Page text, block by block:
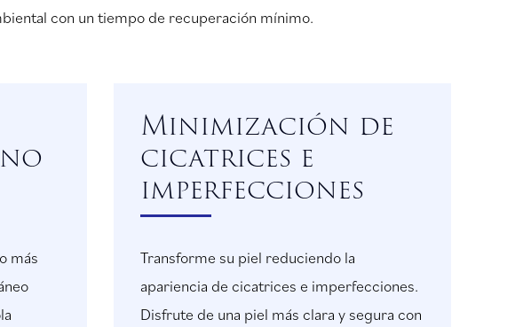
con un tiempo de recuperación mínimo.
más
Minimización de
cicatrices e
imperfecciones
Transforme su piel reduciendo la
apariencia de cicatrices e imperfecciones.
Disfrute de una piel más clara y segura con